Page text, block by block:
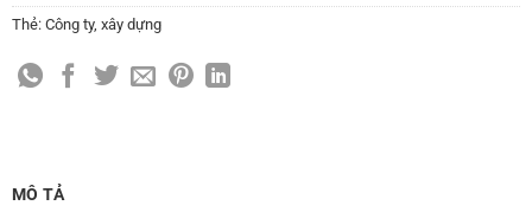
(+150,000 ₫)
Thiết kế logo đơn giản để đăng web
MUA THÊM TÊN MIỀN + HOSTING
Thẻ: Công ty, xây dựng
MÔ TẢ